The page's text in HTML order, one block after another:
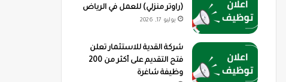
(راوتر منزلي) للعمل في الرياض
يوليو 17, 2026
شركة القدية للاستثمار تعلن
فتح التقديم على أكثر من 200
وظيفة شاغرة